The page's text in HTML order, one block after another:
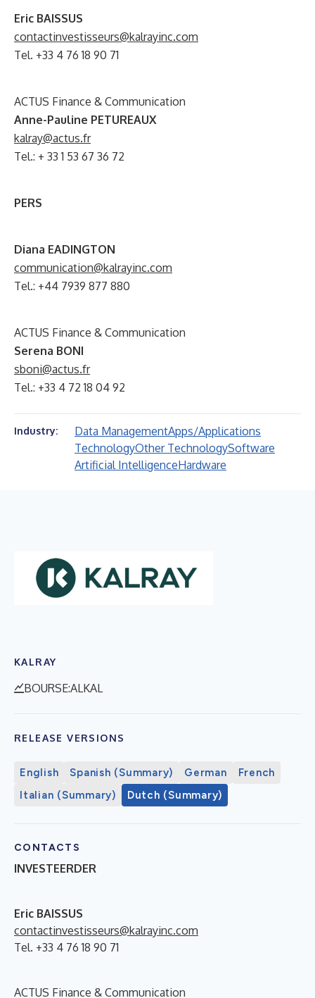
Eric BAISSUS
contactinvestisseurs@kalrayinc.com
Tel. +33 4 76 18 90 71
ACTUS Finance & Communication
Anne-Pauline PETUREAUX
kalray@actus.fr
Tel.: + 33 1 53 67 36 72
PERS
Diana EADINGTON
communication@kalrayinc.com
Tel.: +44 7939 877 880
ACTUS Finance & Communication
Serena BONI
sboni@actus.fr
Tel.: +33 4 72 18 04 92
Industry: Data ManagementApps/Applications
TechnologyOther TechnologySoftware
Artificial IntelligenceHardware
KALRAY
BOURSE:ALKAL
RELEASE VERSIONS
English Spanish (Summary) German
French
Italian (Summary)
Dutch (Summary)
CONTACTS
INVESTEERDER
Eric BAISSUS
contactinvestisseurs@kalrayinc.com
Tel. +33 4 76 18 90 71
ACTUS Finance & Communication